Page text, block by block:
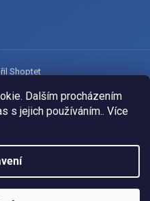
Dalším procházením
s jejich používáním.. Více
Shoptet
. Všechna práva vyhrazena.